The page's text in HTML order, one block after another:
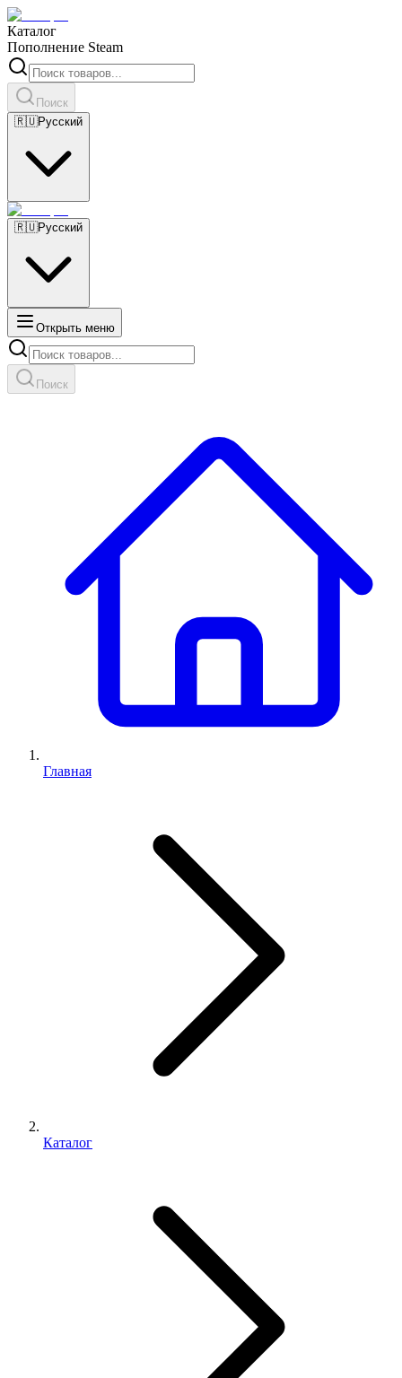
Каталог
Пополнение Steam
Поиск
🇷🇺Русский
🇷🇺Русский
Открыть меню
Поиск
Главная
Каталог